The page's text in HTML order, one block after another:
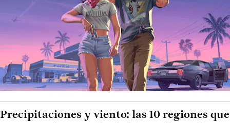
Precipitaciones y viento: las 10 regiones que